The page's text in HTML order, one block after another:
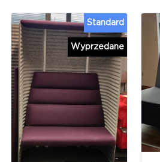
Wyprzedane
Standard